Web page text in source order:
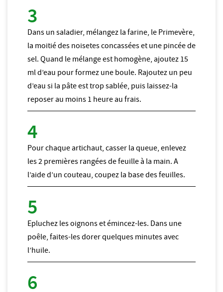
Dans un saladier, mélangez la farine, le Primevère,
la moitié des noisetes concassées et une pincée de
sel. Quand le mélange est homogène, ajoutez 15
ml d’eau pour formez une boule. Rajoutez un peu
d’eau si la pâte est trop sablée, puis laissez-la
reposer au moins 1 heure au frais.
Pour chaque artichaut, casser la queue, enlevez
les 2 premières rangées de feuille à la main. A
l’aide d’un couteau, coupez la base des feuilles.
Epluchez les oignons et émincez-les. Dans une
poêle, faites-les dorer quelques minutes avec
l’huile.